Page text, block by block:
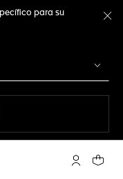
para su
Cuenta Mi
Su